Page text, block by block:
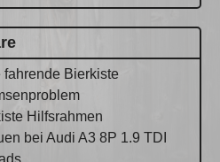
fahrende Bierkiste
Hilfsrahmen
bei Audi A3 8P 1.9 TDI